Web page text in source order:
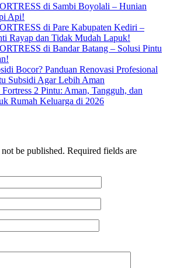
di Sambi Boyolali – Hunian
Api!
di Pare Kabupaten Kediri –
Rayap dan Tidak Mudah Lapuk!
di Bandar Batang – Solusi Pintu
Bocor? Panduan Renovasi Profesional
Subsidi Agar Lebih Aman
2 Pintu: Aman, Tangguh, dan
Rumah Keluarga di 2026
be published. Required fields are